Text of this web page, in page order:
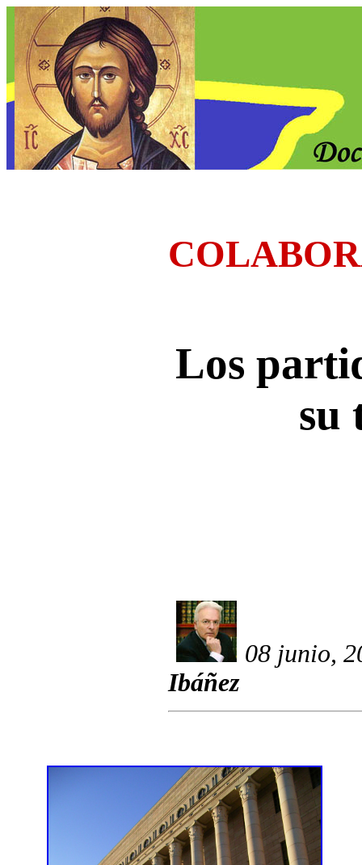
Los
su
08 junio,
Ibáñez